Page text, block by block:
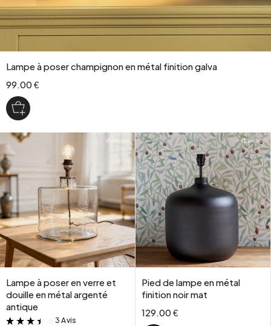
Lampe à poser champignon en métal finition galva
99.00 €
Lampe à poser en verre et
douille en métal argenté
antique
&
3 Avis
Pied de lampe en métal
finition noir mat
129.00 €